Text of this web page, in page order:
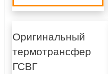
Оригинальный
термотрансфер
ГСВГ